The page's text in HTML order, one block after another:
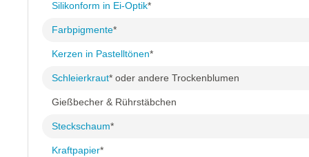
Silikonform in Ei-Optik*
Farbpigmente*
Kerzen in Pastelltönen*
Schleierkraut* oder andere Trockenblumen
Gießbecher & Rührstäbchen
Steckschaum*
Kraftpapier*